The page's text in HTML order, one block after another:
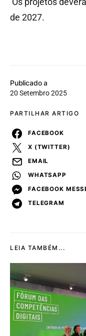
Publicado a
20 Setembro 2025
PARTILHAR ARTIGO
FACEBOOK
X (TWITTER)
EMAIL
WHATSAPP
FACEBOOK
TELEGRAM
de 2027.
LEIA TAMBÉM...